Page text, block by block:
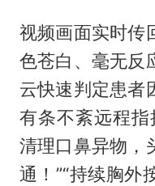
视频画面实时传
色苍白、毫无反
云快速判定患者
有条不紊远程指
清理口鼻异物，
通！”“持续胸外